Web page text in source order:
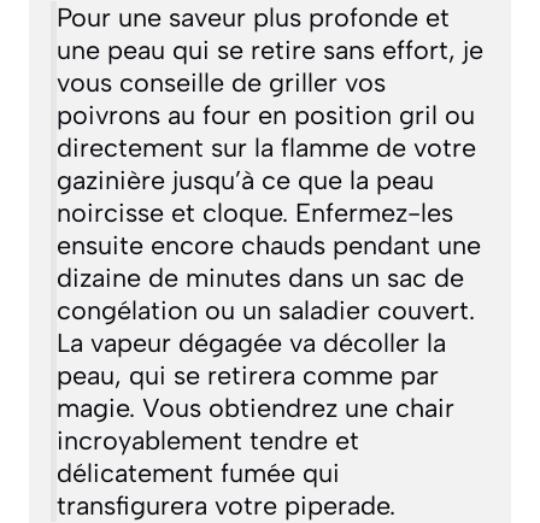
Pour une saveur plus profonde et
une peau qui se retire sans effort, je
vous conseille de griller vos
poivrons au four en position gril ou
directement sur la flamme de votre
gazinière jusqu’à ce que la peau
noircisse et cloque. Enfermez-les
ensuite encore chauds pendant une
dizaine de minutes dans un sac de
congélation ou un saladier couvert.
La vapeur dégagée va décoller la
peau, qui se retirera comme par
magie. Vous obtiendrez une chair
incroyablement tendre et
délicatement fumée qui
transfigurera votre piperade.